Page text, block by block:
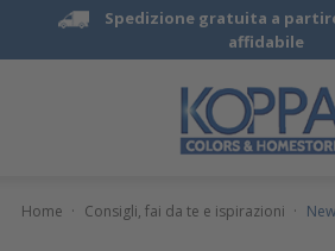
Spedizione gratuita a
affidabile
Home · Consigli, fai da te e ispirazioni ·